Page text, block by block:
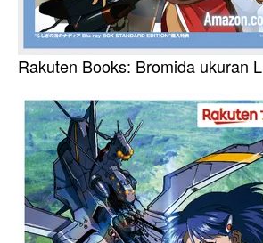
Rakuten Books: Bromida ukuran L